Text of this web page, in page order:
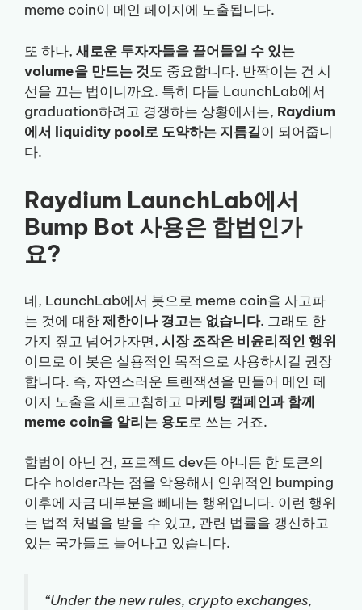
meme coin이 메인 페이지에 노출됩니다.
또 하나, 새로운 투자자들을 끌어들일 수 있는
volume을 만드는 것도 중요합니다. 반짝이는 건 시
선을 끄는 법이니까요. 특히 다들 LaunchLab에서
graduation하려고 경쟁하는 상황에서는, Raydium
에서 liquidity pool로 도약하는 지름길이 되어줍니
다.
Raydium LaunchLab에서
Bump Bot 사용은 합법인가
요?
네, LaunchLab에서 봇으로 meme coin을 사고파
는 것에 대한제한이나 경고는 없습니다. 그래도 한
가지 짚고 넘어가자면, 시장 조작은 비윤리적인 행위
이므로 이 봇은 실용적인 목적으로 사용하시길 권장
합니다. 즉, 자연스러운 트랜잭션을 만들어 메인 페
이지 노출을 새로고침하고 마케팅 캠페인과 함께
meme coin을 알리는 용도로 쓰는 거죠.
합법이 아닌 건, 프로젝트 dev든 아니든 한 토큰의
다수 holder라는 점을 악용해서 인위적인 bumping
이후에 자금 대부분을 빼내는 행위입니다. 이런 행위
는 법적 처벌을 받을 수 있고, 관련 법률을 갱신하고
있는 국가들도 늘어나고 있습니다.
“Under the new rules, crypto exchanges,